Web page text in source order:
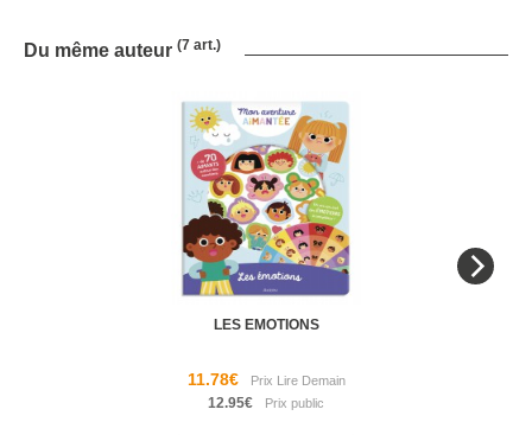
Du même auteur (7 art.)
LES EMOTIONS
11.78€
12.95€